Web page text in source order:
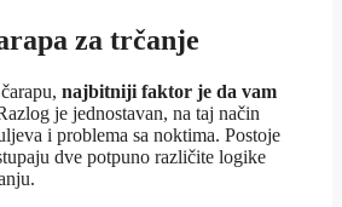
za trčanje
najbitniji faktor je da vam
je jednostavan, na taj način
i problema sa noktima. Postoje
dve potpuno različite logike